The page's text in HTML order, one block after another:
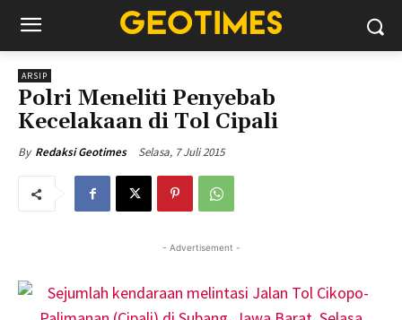
ARSIP
Polri Meneliti Penyebab
Kecelakaan di Tol Cipali
By Redaksi Geotimes Selasa, 7 Juli 2015
- Advertisement -